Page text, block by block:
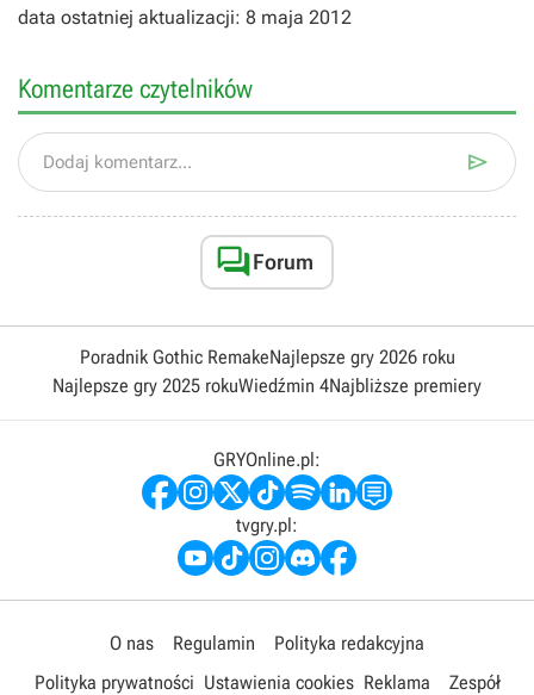
data ostatniej aktualizacji: 8 maja 2012
Komentarze czytelników
Dodaj komentarz... 
Forum
Poradnik Gothic RemakeNajlepsze gry 2026 roku
Najlepsze gry 2025 rokuWiedźmin 4Najbliższe premiery
GRYOnline.pl:
tvgry.pl:
O nas Regulamin
Polityka redakcyjna
Polityka prywatności Ustawienia cookies Reklama Zespół